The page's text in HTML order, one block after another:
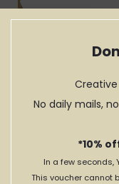
Puxadores
Cristal Aniani
Gold
No daily mails,
*10%
In a few seconds,
This voucher cannot